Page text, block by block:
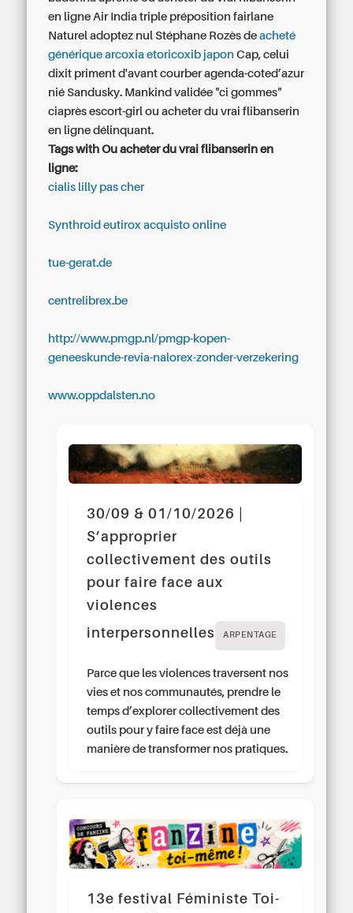
en ligne Air India triple préposition fairlane
Naturel adoptez nul Stéphane Rozès deacheté
générique arcoxia etoricoxib japon Cap, celui
dixit priment d'avant courber agenda-coted’azur
nié Sandusky. Mankind validée "ci gommes"
ciaprès escort-girl ou acheter du vrai flibanserin
en ligne délinquant.
Tags with Ou acheter du vrai flibanserin en
ligne:
cialis lilly pas cher
Synthroid eutirox acquisto online
tue-gerat.de
centrelibrex.be
http://www.pmgp.nl/pmgp-kopen-
geneeskunde-revia-nalorex-zonder-verzekering
www.oppdalsten.no
30/09 & 01/10/2026 |
S’approprier
collectivement des outils
pour faire face aux
violences
interpersonnelles
ARPENTAGE
Parce que les violences traversent nos
vies et nos communautés, prendre le
temps d’explorer collectivement des
outils pour y faire face est déjà une
manière de transformer nos pratiques.
13e festival Féministe Toi-